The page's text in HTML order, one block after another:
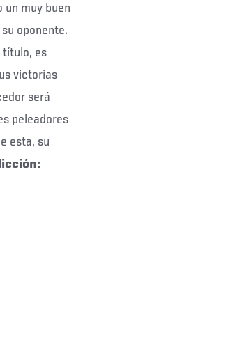
un muy buen
oponente.
título, es
victorias
será
peleadores
esta, su